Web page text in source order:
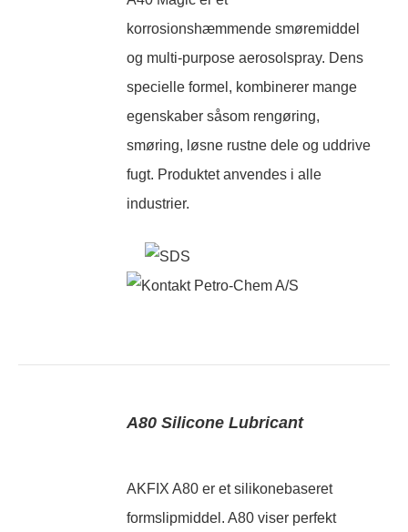
korrosionshæmmende smøremiddel
og multi-purpose aerosolspray. Dens
specielle formel, kombinerer mange
egenskaber såsom rengøring,
smøring, løsne rustne dele og uddrive
fugt. Produktet anvendes i alle
industrier.
A80 Silicone Lubricant
AKFIX A80 er et silikonebaseret
formslipmiddel. A80 viser perfekt